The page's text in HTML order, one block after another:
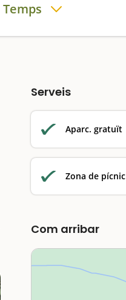
Temps
Serveis
Aparc. gratuït
Zona de pícnic
Com arribar